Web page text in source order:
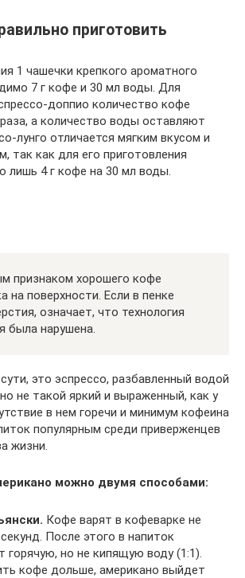
приготовить
1 чашечки крепкого ароматного
7 г кофе и 30 мл воды. Для
доппио количество кофе
а количество воды оставляют
лунго отличается мягким вкусом и
так как для его приготовления
лишь 4 г кофе на 30 мл воды.
признаком хорошего кофе
на поверхности. Если в пенке
означает, что технология
была нарушена.
это эспрессо, разбавленный водой
не такой яркий и выраженный, как у
в нем горечи и минимум кофеина
популярным среди приверженцев
жизни.
можно двумя способами:
Кофе варят в кофеварке не
После этого в напиток
горячую, но не кипящую воду (1:1).
кофе дольше, американо выйдет